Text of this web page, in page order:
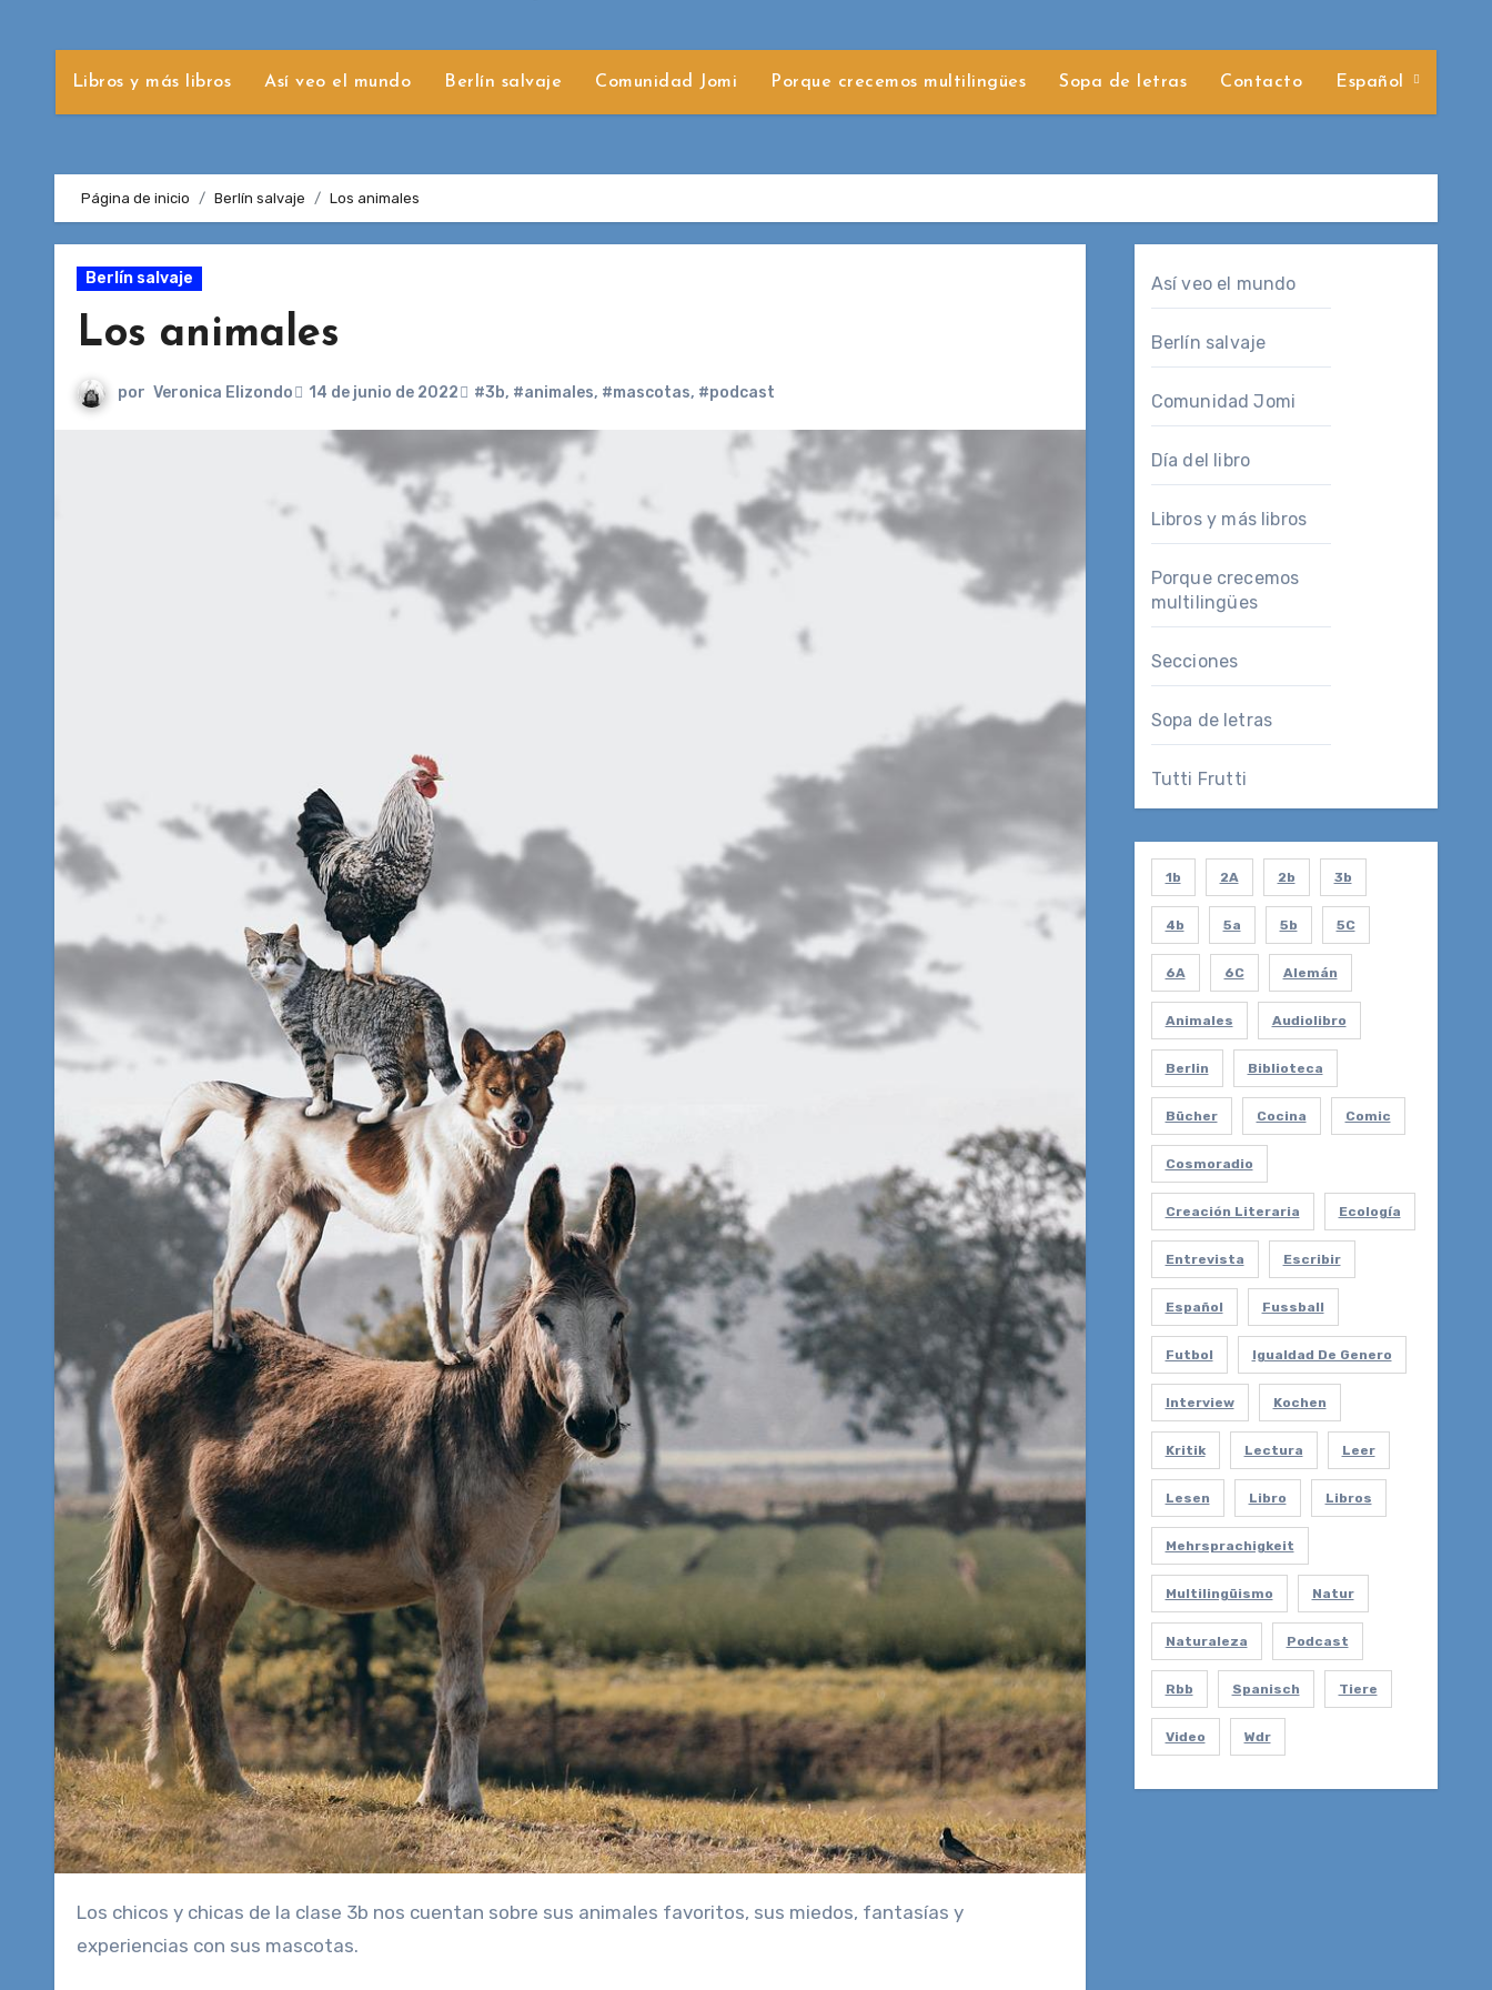
Libros y más libros Así veo el mundo Berlín salvaje Comunidad Jomi Porque crecemos multilingües Sopa de letras Contacto Español
Página de inicio Berlín salvaje Los animales
Berlín salvaje
Los animales
por Veronica Elizondo 14 de junio de 2022 #3b, #animales, #mascotas, #podcast
Los chicos y chicas de la clase 3b nos cuentan sobre sus animales favoritos, sus miedos, fantasías y
experiencias con sus mascotas.
Así veo el mundo
Berlín salvaje
Comunidad Jomi
Día del libro
Libros y más libros
Porque crecemos
multilingües
Secciones
Sopa de letras
Tutti Frutti
1b 2A 2b 3b
4b 5a 5b 5C
6A 6C Alemán
Animales Audiolibro
Berlin Biblioteca
Bücher Cocina Comic
Cosmoradio
Creación Literaria Ecología
Entrevista Escribir
Español Fussball
Futbol Igualdad De Genero
Interview Kochen
Kritik Lectura Leer
Lesen Libro Libros
Mehrsprachigkeit
Multilingüismo Natur
Naturaleza Podcast
Rbb Spanisch Tiere
Video Wdr